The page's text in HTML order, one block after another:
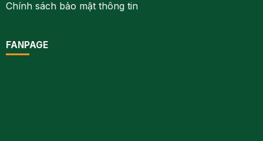
Chính sách bảo mật thông tin
FANPAGE